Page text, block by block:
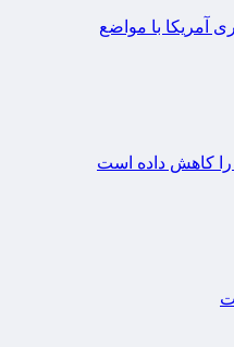
آمریکا با مواضع
را کاهش داده است